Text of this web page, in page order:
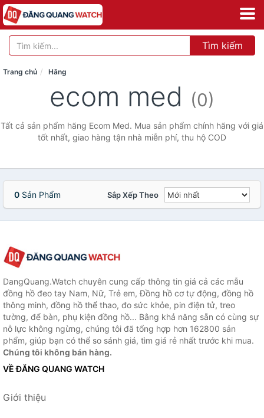
Tìm kiếm
Trang chủ Hãng
ecom med (0)
Tất cả sản phẩm hãng Ecom Med. Mua sản phẩm chính hãng với giá
tốt nhất, giao hàng tận nhà miễn phí, thu hộ COD
0 Sản Phẩm Sắp Xếp Theo
DangQuang.Watch chuyên cung cấp thông tin giá cả các mẫu
đồng hồ đeo tay Nam, Nữ, Trẻ em, Đồng hồ cơ tự động, đồng hồ
thông minh, đồng hồ thể thao, đo sức khỏe, pin điện tử, treo
tường, để bàn, phụ kiện đồng hồ... Bằng khả năng sẵn có cùng sự
nỗ lực không ngừng, chúng tôi đã tổng hợp hơn 162800 sản
phẩm, giúp bạn có thể so sánh giá, tìm giá rẻ nhất trước khi mua.
Chúng tôi không bán hàng.
VỀ ĐĂNG QUANG WATCH
Giới thiệu